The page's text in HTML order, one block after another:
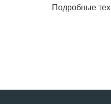
Подробные